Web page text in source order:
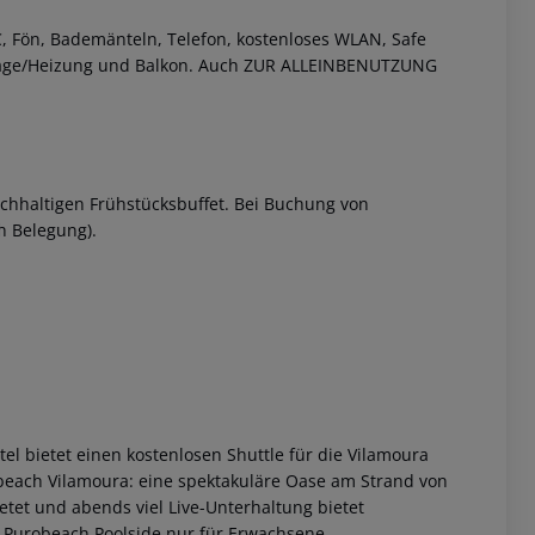
Bademänteln, Telefon, kostenloses WLAN, Safe
Heizung und Balkon. Auch ZUR ALLEINBENUTZUNG
Frühstücksbuffet. Bei Buchung von
Belegung).
bietet einen kostenlosen Shuttle für die Vilamoura
Vilamoura: eine spektakuläre Oase am Strand von
und abends viel Live-Unterhaltung bietet